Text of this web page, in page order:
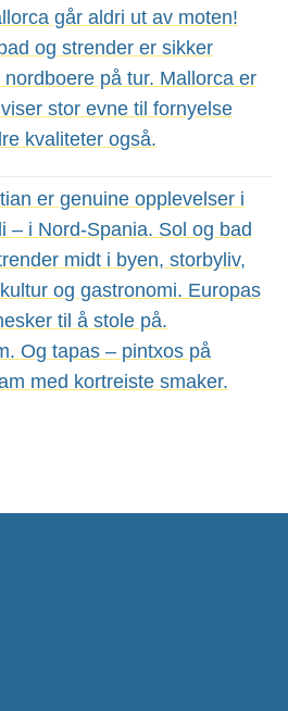
går aldri ut av moten!
og strender er sikker
på tur. Mallorca er
stor evne til fornyelse
kvaliteter også.
er genuine opplevelser i
– i Nord-Spania. Sol og bad
midt i byen, storbyliv,
og gastronomi. Europas
til å stole på.
Og tapas – pintxos på
med kortreiste smaker.